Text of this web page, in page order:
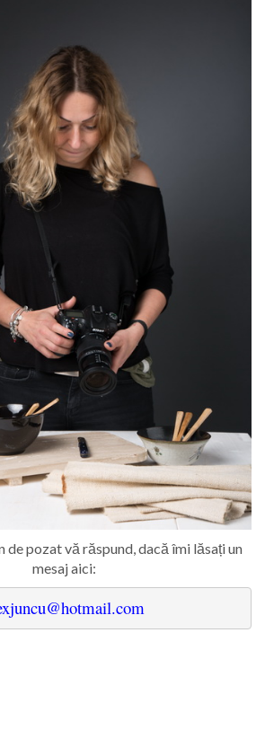
de pozat vă răspund, dacă îmi lăsați un
mesaj aici: